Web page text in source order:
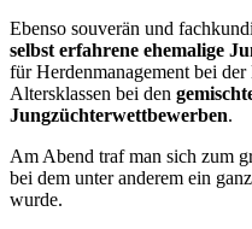
Ebenso souverän und
selbst erfahrene ehemalige
für Herdenmanagement bei
Altersklassen bei den
Jungzüchterwettbewerben.
Am Abend traf man sich zum
bei dem unter anderem ein
wurde.